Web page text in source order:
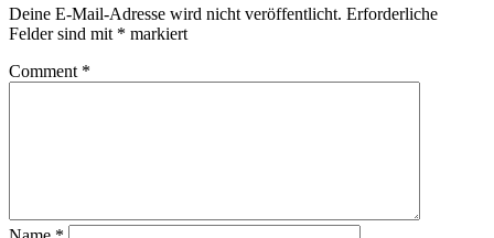
Deine E-Mail-Adresse wird nicht veröffentlicht. Erforderliche
Felder sind mit * markiert
Comment *